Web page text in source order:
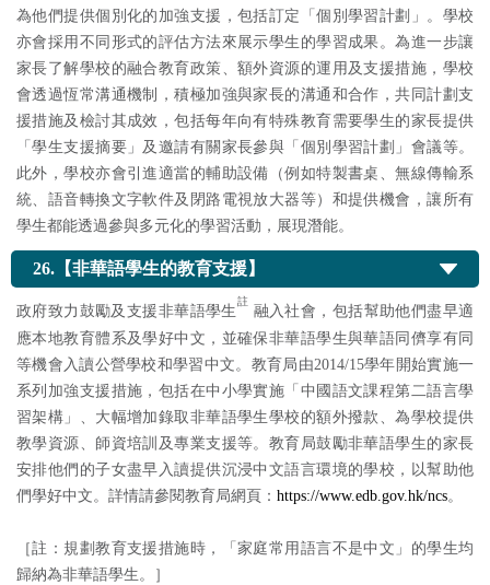
為他們提供個別化的加強支援，包括訂定「個別學習計劃」。學校
亦會採用不同形式的評估方法來展示學生的學習成果。為進一步讓
家長了解學校的融合教育政策、額外資源的運用及支援措施，學校
會透過恆常溝通機制，積極加強與家長的溝通和合作，共同計劃支
援措施及檢討其成效，包括每年向有特殊教育需要學生的家長提供
「學生支援摘要」及邀請有關家長參與「個別學習計劃」會議等。
此外，學校亦會引進適當的輔助設備（例如特製書桌、無線傳輸系
統、語音轉換文字軟件及閉路電視放大器等）和提供機會，讓所有
學生都能透過參與多元化的學習活動，展現潛能。
26.【非華語學生的教育支援】
政府致力鼓勵及支援非華語學生
註
融入社會，包括幫助他們盡早適
應本地教育體系及學好中文，並確保非華語學生與華語同儕享有同
等機會入讀公營學校和學習中文。教育局由2014/15學年開始實施一
系列加強支援措施，包括在中小學實施「中國語文課程第二語言學
習架構」、大幅增加錄取非華語學生學校的額外撥款、為學校提供
教學資源、師資培訓及專業支援等。教育局鼓勵非華語學生的家長
安排他們的子女盡早入讀提供沉浸中文語言環境的學校，以幫助他
們學好中文。詳情請參閱教育局網頁： https://www.edb.gov.hk/ncs。
［註：規劃教育支援措施時，「家庭常用語言不是中文」的學生均
歸納為非華語學生。］